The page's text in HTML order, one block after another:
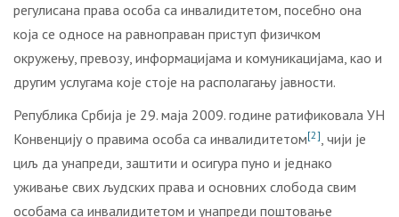
регулисана права особа са инвалидитетом, посебно она
која се односе на равноправан приступ физичком
окружењу, превозу, информацијама и комуникацијама, као и
другим услугама које стоје на располагању јавности.
Република Србија је 29. маја 2009. године ратификовала УН
Конвенцију о правима особа са инвалидитетом[2], чији је
циљ да унапреди, заштити и осигура пуно и једнако
уживање свих људских права и основних слобода свим
особама са инвалидитетом и унапреди поштовање